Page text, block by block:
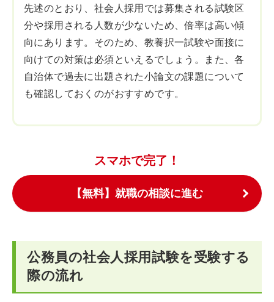
先述のとおり、社会人採用では募集される試験区
分や採用される人数が少ないため、倍率は高い傾
向にあります。そのため、教養択一試験や面接に
向けての対策は必須といえるでしょう。また、各
自治体で過去に出題された小論文の課題について
も確認しておくのがおすすめです。
スマホで完了！
【無料】就職の相談に進む
公務員の社会人採用試験を受験する
際の流れ